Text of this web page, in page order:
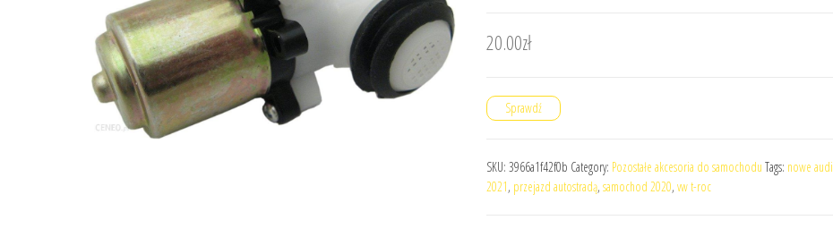
20.00zł
Sprawdź
SKU: 3966a1f42f0b Category: Pozostałe akcesoria do samochodu Tags: nowe audi
2021, przejazd autostradą, samochod 2020, vw t-roc